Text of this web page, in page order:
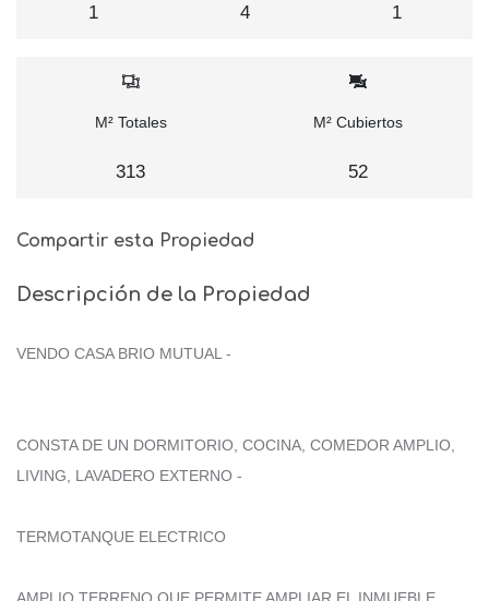
1 4 1
M² Totales
313
M² Cubiertos
52
Compartir esta Propiedad
Descripción de la Propiedad
VENDO CASA BRIO MUTUAL -
CONSTA DE UN DORMITORIO, COCINA, COMEDOR AMPLIO,
LIVING, LAVADERO EXTERNO -
TERMOTANQUE ELECTRICO
AMPLIO TERRENO QUE PERMITE AMPLIAR EL INMUEBLE